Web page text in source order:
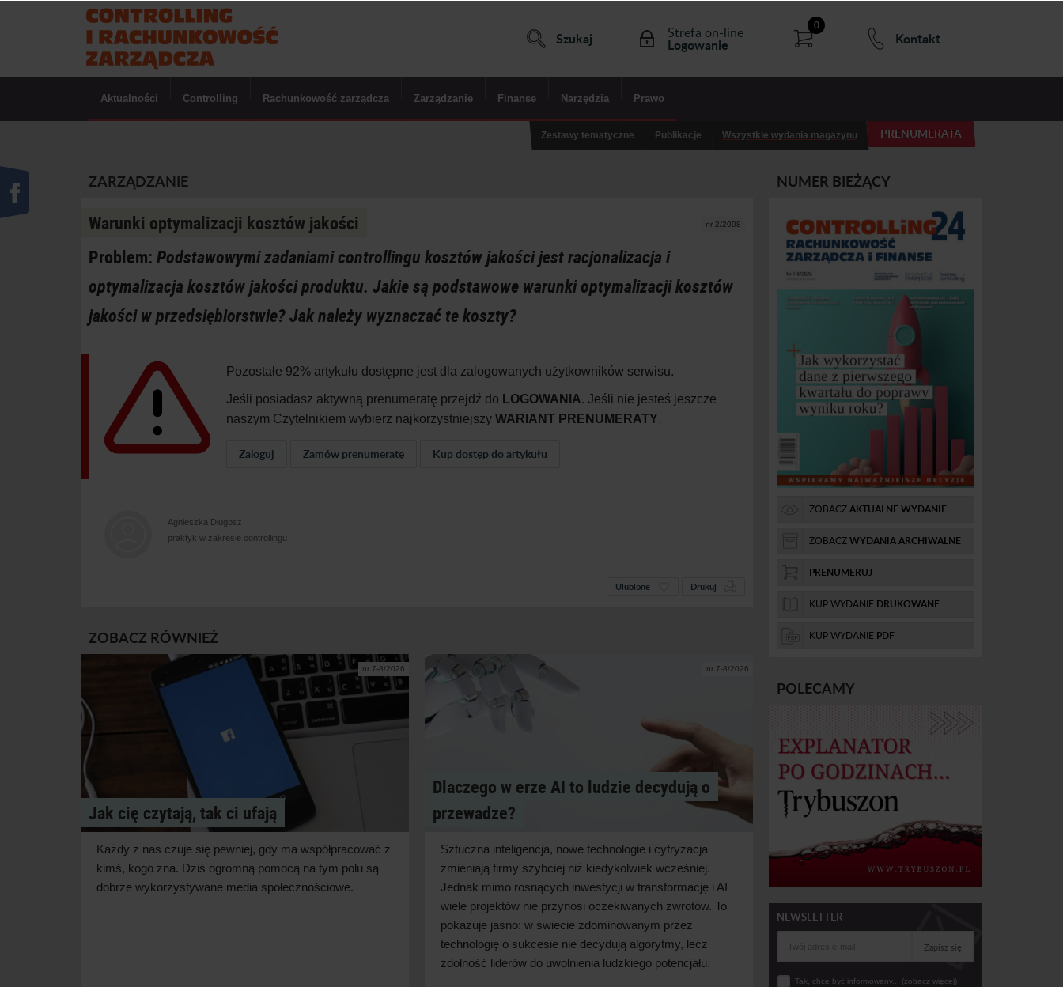
Szukaj Strefa on-line
Logowanie
0
Kontakt
Aktualności Controlling Rachunkowość zarządcza Zarządzanie Finanse Narzędzia Prawo
PRENUMERATA
Zestawy tematyczne Publikacje Wszystkie wydania magazynu
ZARZĄDZANIE
Warunki optymalizacji kosztów jakości nr 2/2008
Problem: Podstawowymi zadaniami controllingu kosztów jakości jest racjonalizacja i
optymalizacja kosztów jakości produktu. Jakie są podstawowe warunki optymalizacji kosztów
jakości w przedsiębiorstwie? Jak należy wyznaczać te koszty?
Pozostałe 92% artykułu dostępne jest dla zalogowanych użytkowników serwisu.
Jeśli posiadasz aktywną prenumeratę przejdź do LOGOWANIA. Jeśli nie jesteś jeszcze
naszym Czytelnikiem wybierz najkorzystniejszy WARIANT PRENUMERATY.
Zaloguj Zamów prenumeratę Kup dostęp do artykułu
Agnieszka Długosz
praktyk w zakresie controllingu
Ulubione Drukuj
ZOBACZ RÓWNIEŻ
nr 7-8/2026
Jak cię czytają, tak ci ufają
Każdy z nas czuje się pewniej, gdy ma współpracować z
kimś, kogo zna. Dziś ogromną pomocą na tym polu są
dobrze wykorzystywane media społecznościowe.
nr 7-8/2026
Dlaczego w erze AI to ludzie decydują o
przewadze?
Sztuczna inteligencja, nowe technologie i cyfryzacja
zmieniają firmy szybciej niż kiedykolwiek wcześniej.
Jednak mimo rosnących inwestycji w transformację i AI
wiele projektów nie przynosi oczekiwanych zwrotów. To
pokazuje jasno: w świecie zdominowanym przez
technologię o sukcesie nie decydują algorytmy, lecz
zdolność liderów do uwolnienia ludzkiego potencjału.
NUMER BIEŻĄCY
ZOBACZAKTUALNE WYDANIE
ZOBACZWYDANIA ARCHIWALNE
PRENUMERUJ
KUP WYDANIE DRUKOWANE
KUP WYDANIE PDF
POLECAMY
NEWSLETTER
Zapisz się
Tak, chcę być informowany... (zobacz więcej)